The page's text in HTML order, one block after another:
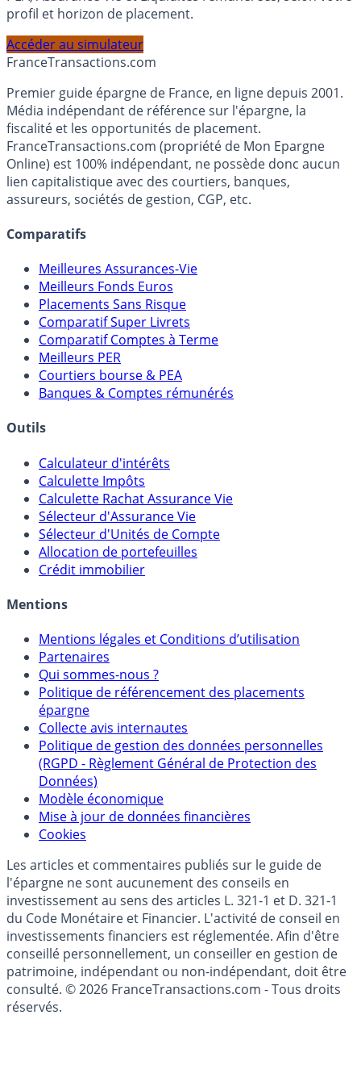
Calculez la répartition théorique de votre capital entre
PEA, Assurance Vie et Liquidités rémunérées, selon votre
profil et horizon de placement.
FranceTransactions.com
Premier guide épargne de France, en ligne depuis 2001.
Média indépendant de référence sur l'épargne, la
fiscalité et les opportunités de placement.
FranceTransactions.com (propriété de Mon Epargne
Online) est 100% indépendant, ne possède donc aucun
lien capitalistique avec des courtiers, banques,
assureurs, sociétés de gestion, CGP, etc.
Comparatifs
Meilleures Assurances-Vie
Meilleurs Fonds Euros
Placements Sans Risque
Comparatif Super Livrets
Comparatif Comptes à Terme
Meilleurs PER
Banques & Comptes rémunérés
Outils
Calculateur d'intérêts
Calculette Impôts
Calculette Rachat Assurance Vie
Sélecteur d'Assurance Vie
Sélecteur d'Unités de Compte
Crédit immobilier
Mentions
Mentions légales et Conditions d’utilisation
Partenaires
Qui sommes-nous ?
Politique de référencement des placements
épargne
Collecte avis internautes
Politique de gestion des données personnelles
(RGPD - Règlement Général de Protection des
Données)
Modèle économique
Cookies
Les articles et commentaires publiés sur le guide de
l'épargne ne sont aucunement des conseils en
investissement au sens des articles L. 321-1 et D. 321-1
du Code Monétaire et Financier. L'activité de conseil en
investissements financiers est réglementée. Afin d'être
conseillé personnellement, un conseiller en gestion de
patrimoine, indépendant ou non-indépendant, doit être